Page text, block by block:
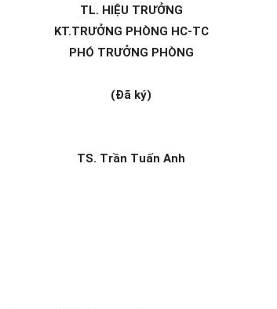
TL. HIỆU TRƯỞNG
KT.TRƯỞNG PHÒNG HC-TC
PHÓ TRƯỞNG PHÒNG
(Đã ký)
TS. Trần Tuấn Anh